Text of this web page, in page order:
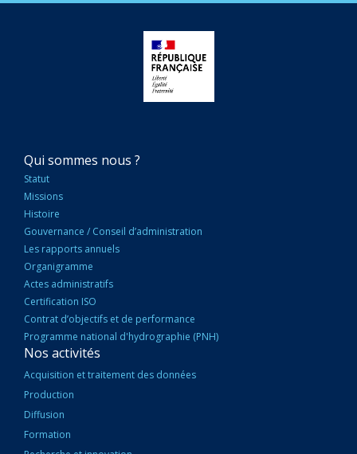
NAVIGATION
PRINCIPALE
Qui sommes nous ?
Statut
Missions
Histoire
Gouvernance / Conseil d’administration
Les rapports annuels
Organigramme
Actes administratifs
Certification ISO
Contrat d’objectifs et de performance
Programme national d'hydrographie (PNH)
Nos activités
Acquisition et traitement des données
Production
Diffusion
Formation